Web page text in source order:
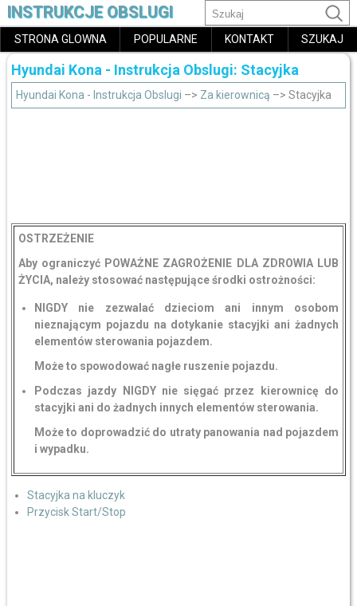
INSTRUKCJE OBSLUGI
STRONA GLOWNA POPULARNE KONTAKT SZUKAJ
Hyundai Kona - Instrukcja Obslugi: Stacyjka
Hyundai Kona - Instrukcja Obslugi –> Za kierownicą –> Stacyjka
OSTRZEŻENIE
Aby ograniczyć POWAŻNE ZAGROŻENIE DLA ZDROWIA LUB
ŻYCIA, należy stosować następujące środki ostrożności:
NIGDY nie zezwalać dzieciom ani innym osobom
nieznającym pojazdu na dotykanie stacyjki ani żadnych
elementów sterowania pojazdem.
Może to spowodować nagłe ruszenie pojazdu.
Podczas jazdy NIGDY nie sięgać przez kierownicę do
stacyjki ani do żadnych innych elementów sterowania.
Może to doprowadzić do utraty panowania nad pojazdem
i wypadku.
Stacyjka na kluczyk
Przycisk Start/Stop